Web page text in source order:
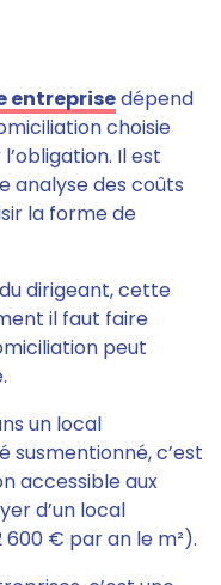
entreprisedépend
choisie
Il est
analyse des coûts
la forme de
dirigeant, cette
il faut faire
peut
un local
c’est
accessible aux
d’un local
€ par an le m²).